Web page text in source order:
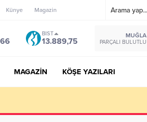
Künye Magazin
BIST
13.889,75
MUĞLA
PARÇALI BULUTLU
MAGAZİN KÖŞE YAZILARI
onlara kariyer kazandırmak”